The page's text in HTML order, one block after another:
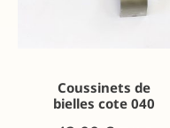
Coussinets de
bielles cote 040